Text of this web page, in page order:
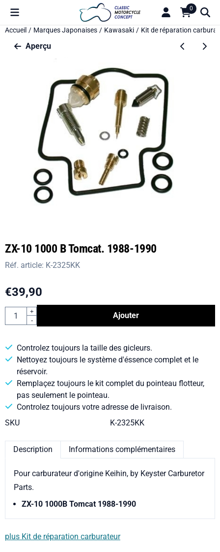
Préférences de cookies disponibles. Choisissez les paramètres
0
Accueil / Marques Japonaises / Kawasaki / Kit de réparation
Aperçu
ZX-10 1000 B Tomcat. 1988-1990
Réf. article: K-2325KK
€39,90
Quantité
+
-
Ajouter
Controlez toujours la taille des gicleurs.
Nettoyez toujours le système d'éssence complet et le
réservoir.
Remplaçez toujours le kit complet du pointeau flotteur,
pas seulement le pointeau.
Controlez toujours votre adresse de livraison.
SKU
K-2325KK
Description Informations complémentaires
Pour carburateur d'origine Keihin, by Keyster Carburetor
Parts.
ZX-10 1000B Tomcat 1988-1990
plus Kit de réparation carburateur